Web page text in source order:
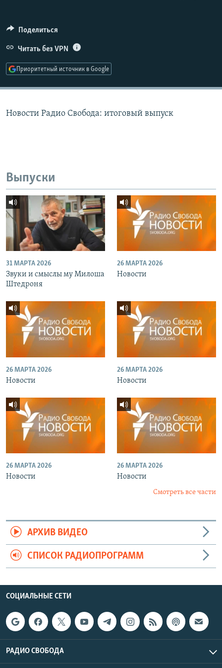
ПОДПИШИТЕСЬ НА РАССЫЛКУ
СОЦИАЛЬНЫЕ СЕТИ
Поделиться
Читать без VPN
Приоритетный источник в Google
Новости Радио Свобода: итоговый выпуск
Выпуски
31 МАРТА 2026
Звуки и смыслы му Милоша
Штедроня
26 МАРТА 2026
Новости
26 МАРТА 2026
Новости
26 МАРТА 2026
Новости
26 МАРТА 2026
Новости
26 МАРТА 2026
Новости
Смотреть все части
АРХИВ ВИДЕО
СПИСОК РАДИОПРОГРАММ
СОЦИАЛЬНЫЕ СЕТИ
РАДИО СВОБОДА